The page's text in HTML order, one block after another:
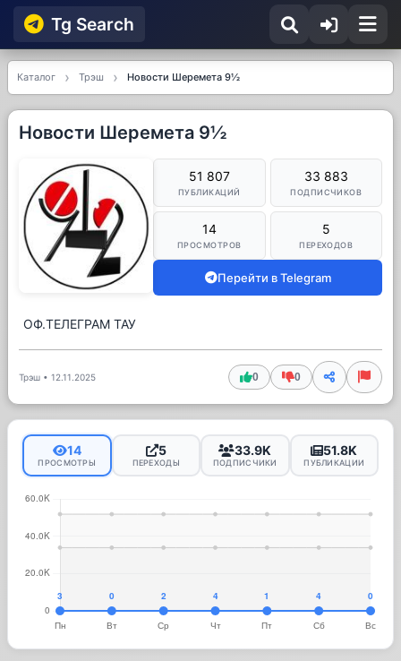
Tg Searсh
Каталог Трэш Новости Шеремета 9½
Новости Шеремета 9½
51 807
ПУБЛИКАЦИЙ
33 883
ПОДПИСЧИКОВ
14
ПРОСМОТРОВ
5
ПЕРЕХОДОВ
Перейти в Telegram
ОФ.ТЕЛЕГРАМ ТАУ
Трэш • 12.11.2025 0 0
14
ПРОСМОТРЫ
5
ПЕРЕХОДЫ
33.9K
ПОДПИСЧИКИ
51.8K
ПУБЛИКАЦИИ